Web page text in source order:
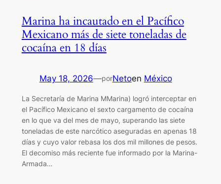
Marina ha incautado en el Pacífico
Mexicano más de siete toneladas de
cocaína en 18 días
May 18, 2026—porNetoen México
La Secretaría de Marina MMarina) logró interceptar en
el Pacífico Mexicano el sexto cargamento de cocaína
en lo que va del mes de mayo, superando las siete
toneladas de este narcótico aseguradas en apenas 18
días y cuyo valor rebasa los dos mil millones de pesos.
El decomiso más reciente fue informado por la Marina-
Armada…